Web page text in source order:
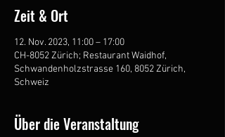
Zeit & Ort
12. Nov. 2023, 11:00 – 17:00
CH-8052 Zürich; Restaurant Waidhof,
Schwandenholzstrasse 160, 8052 Zürich,
Schweiz
Über die Veranstaltung